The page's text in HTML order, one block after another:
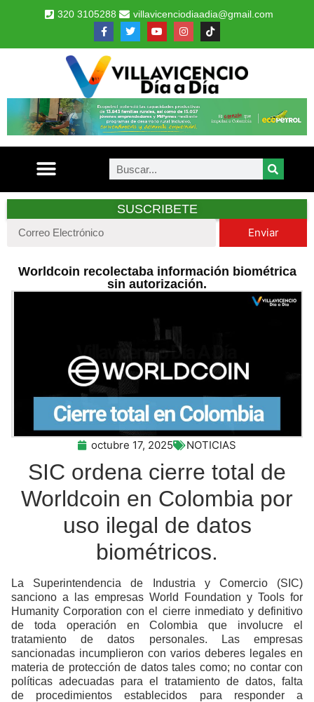
320 3105288 villavicenciodiaadia@gmail.com
SUSCRIBETE
Enviar
Worldcoin recolectaba información biométrica
sin autorización.
octubre 17, 2025 NOTICIAS
SIC ordena cierre total de
Worldcoin en Colombia por
uso ilegal de datos
biométricos.
La Superintendencia de Industria y Comercio (SIC)
sanciono a las empresas World Foundation y Tools for
Humanity Corporation con el cierre inmediato y definitivo
de toda operación en Colombia que involucre el
tratamiento de datos personales. Las empresas
sancionadas incumplieron con varios deberes legales en
materia de protección de datos tales como; no contar con
políticas adecuadas para el tratamiento de datos, falta
de procedimientos establecidos para responder a